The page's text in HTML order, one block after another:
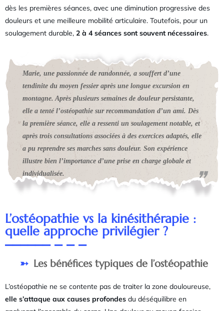
dès les premières séances, avec une diminution progressive des
douleurs et une meilleure mobilité articulaire. Toutefois, pour un
soulagement durable, 2 à 4 séances sont souvent nécessaires.
Marie, une passionnée de randonnée, a souffert d’une
tendinite du moyen fessier après une longue excursion en
montagne. Après plusieurs semaines de douleur persistante,
elle a tenté l’ostéopathie sur recommandation d’un ami. Dès
la première séance, elle a ressenti un soulagement notable, et
après trois consultations associées à des exercices adaptés, elle
a pu reprendre ses marches sans douleur. Son expérience
illustre bien l’importance d’une prise en charge globale et
individualisée.
L’ostéopathie vs la kinésithérapie :
quelle approche privilégier ?
Les bénéfices typiques de l’ostéopathie
L’ostéopathie ne se contente pas de traiter la zone douloureuse,
elle s’attaque aux causes profondes du déséquilibre en